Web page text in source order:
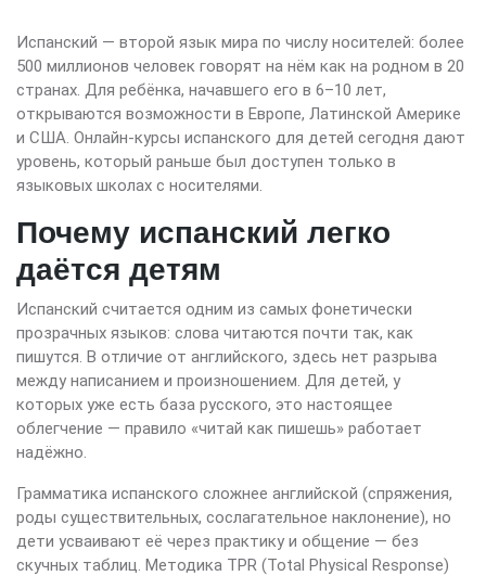
Испанский — второй язык мира по числу носителей: более
500 миллионов человек говорят на нём как на родном в 20
странах. Для ребёнка, начавшего его в 6–10 лет,
открываются возможности в Европе, Латинской Америке
и США. Онлайн-курсы испанского для детей сегодня дают
уровень, который раньше был доступен только в
языковых школах с носителями.
Почему испанский легко
даётся детям
Испанский считается одним из самых фонетически
прозрачных языков: слова читаются почти так, как
пишутся. В отличие от английского, здесь нет разрыва
между написанием и произношением. Для детей, у
которых уже есть база русского, это настоящее
облегчение — правило «читай как пишешь» работает
надёжно.
Грамматика испанского сложнее английской (спряжения,
роды существительных, сослагательное наклонение), но
дети усваивают её через практику и общение — без
скучных таблиц. Методика TPR (Total Physical Response)